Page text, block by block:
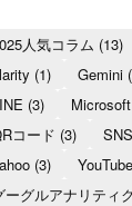
人気コラム (13)
(1) Gemini
(3) Microsoft
コード (3) SNS
(3) YouTube
ーグルアナリティ